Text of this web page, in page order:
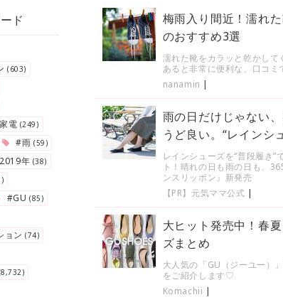
ド
(603)
電 (249)
#雨(59)
年 (38)
#GU(85)
ョン(74)
梅雨入り間近！濡れ
のおすすめ3選
濡れた靴をカラッと乾かし
あると非常に便利な、口コミ
nanamin |
雨の日だけじゃない
うど良い。“レインシ
レインシューズを“普段履き”
ト！晴れの日も雨の日も、
ンスリッポン』新発売
【PR】元気ママ公式 |
大ヒット発売中！春
ズまとめ
大人気の「GU（ジーユー）
をご紹介します♡
Komachii |